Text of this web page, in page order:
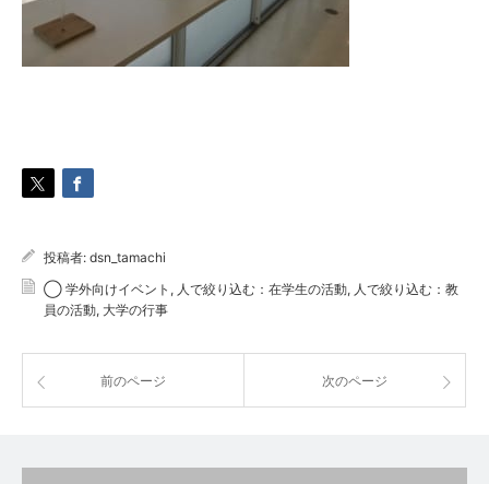
投稿者: dsn_tamachi
◯ 学外向けイベント , 人で絞り込む：在学生の活動, 人で絞り込む：教
員の活動, 大学の行事
前のページ 次のページ